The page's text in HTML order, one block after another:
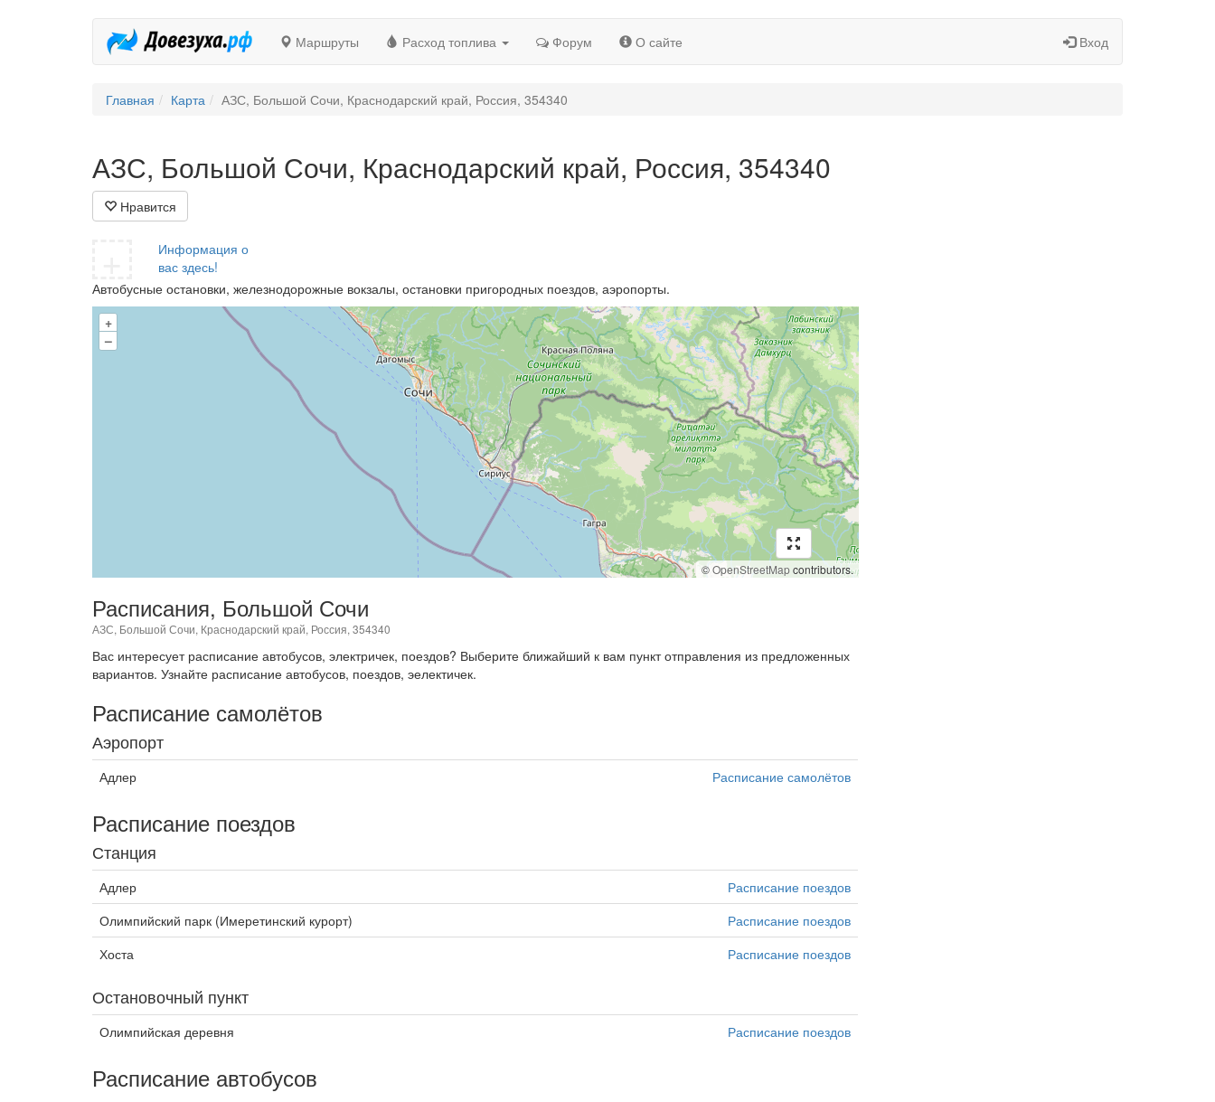
Маршруты Расход топлива Форум О сайте Вход
Главная Карта АЗС, Большой Сочи, Краснодарский край, Россия, 354340
АЗС, Большой Сочи, Краснодарский край, Россия, 354340
Нравится
Информация о
вас здесь!
Автобусные остановки, железнодорожные вокзалы, остановки пригородных поездов, аэропорты.
+
–
©OpenStreetMapcontributors.
Расписания, Большой Сочи
АЗС, Большой Сочи, Краснодарский край, Россия, 354340
Вас интересует расписание автобусов, электричек, поездов? Выберите ближайший к вам пункт отправления из предложенных
вариантов. Узнайте расписание автобусов, поездов, эелектичек.
Расписание самолётов
Аэропорт
Адлер Расписание самолётов
Расписание поездов
Станция
Адлер
Расписание поездов
Олимпийский парк (Имеретинский курорт)
Расписание поездов
Хоста
Расписание поездов
Остановочный пункт
Олимпийская деревня Расписание поездов
Расписание автобусов